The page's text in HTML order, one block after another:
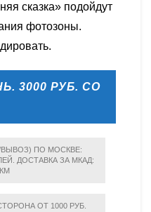
сказка» подойдут
фотозоны.
3000 РУБ. СО
ПО МОСКВЕ:
ДОСТАВКА ЗА МКАД:
ОТ 1000 РУБ.